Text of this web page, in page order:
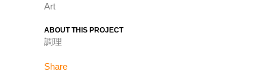
Art
ABOUT THIS PROJECT
調理
Share